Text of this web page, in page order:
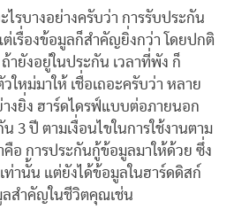
รบางอย่างครับว่า การรับประกัน
เรื่องข้อมูลก็สำคัญยิ่งกว่า โดยปกติ
ายังอยู่ในประกัน เวลาที่พัง ก็
ใหม่มาให้ เชื่อเถอะครับว่า หลาย
งยิ่ง ฮาร์ดไดรฟ์แบบต่อภายนอก
3 ปี ตามเงื่อนไขในการใช้งานตาม
คือ การประกันกู้ข้อมูลมาให้ด้วย ซึ่ง
ท่านั้น แต่ยังได้ข้อมูลในฮาร์ดดิสก์
สำคัญในชีวิตคุณเช่น